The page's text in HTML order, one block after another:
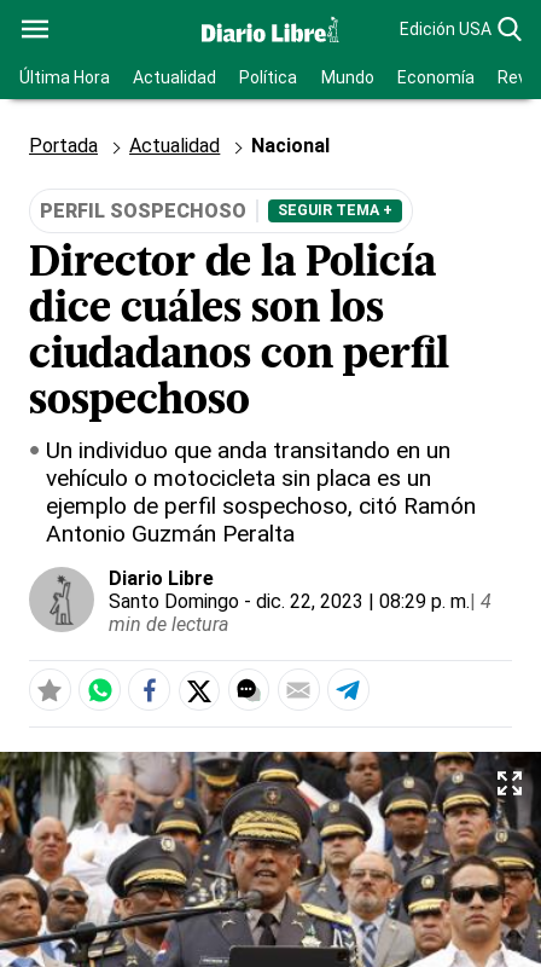
Edición USA
Última Hora Actualidad Política Mundo Economía
Portada Actualidad Nacional
PERFIL SOSPECHOSO SEGUIR TEMA +
Director de la Policía
dice cuáles son los
ciudadanos con perfil
sospechoso
Un individuo que anda transitando en un
vehículo o motocicleta sin placa es un
ejemplo de perfil sospechoso, citó Ramón
Antonio Guzmán Peralta
Diario Libre
Santo Domingo - dic. 22, 2023 | 08:29 p. m.| 4
min de lectura